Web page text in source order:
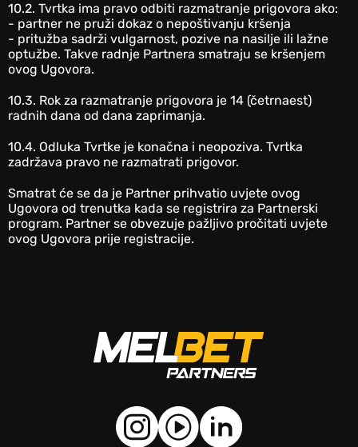
10.2. Tvrtka ima pravo odbiti razmatranje prigovora ako:
- partner ne pruži dokaz o nepoštivanju kršenja
- pritužba sadrži vulgarnost, pozive na nasilje ili lažne
optužbe. Takve radnje Partnera smatraju se kršenjem
ovog Ugovora.
10.3. Rok za razmatranje prigovora je 14 (četrnaest)
radnih dana od dana zaprimanja.
10.4. Odluka Tvrtke je konačna i neopoziva. Tvrtka
zadržava pravo ne razmatrati prigovor.
Smatrat će se da je Partner prihvatio uvjete ovog
Ugovora od trenutka kada se registrira za Partnerski
program. Partner se obvezuje pažljivo pročitati uvjete
ovog Ugovora prije registracije.